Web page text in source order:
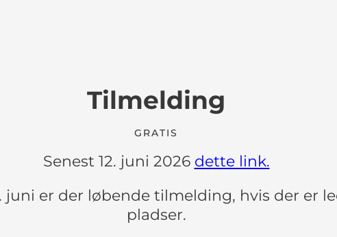
Tilmelding
GRATIS
Senest 12. juni 2026 dette link.
juni er der løbende tilmelding, hvis der er
pladser.